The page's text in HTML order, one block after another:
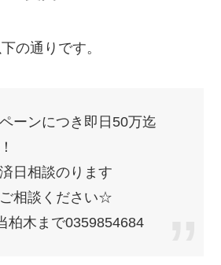
の通りです。
ーンにつき即日50万迄
日相談のります
相談ください☆
柏木まで0359854684